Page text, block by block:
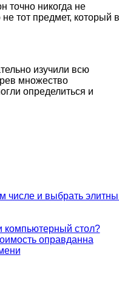
точно никогда не
тот предмет, который
изучили всю
множество
определиться и
числе и выбрать
компьютерный стол?
оправданна